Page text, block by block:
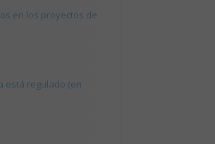
en los proyectos de
está regulado (en